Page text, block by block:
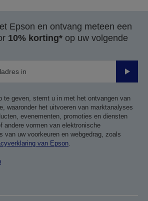
pagina
Epson en ontvang meteen een
10% korting* op uw volgende
te geven, stemt u in met het ontvangen van
waaronder het uitvoeren van marktanalyses
evenementen, promoties en diensten
andere vormen van elektronische
van uw voorkeuren en webgedrag, zoals
van Epson.